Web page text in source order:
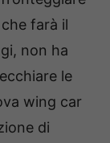
farà il
non ha
le
wing car
di